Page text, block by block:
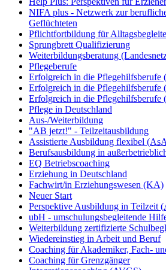
NIFA plus - Netzwerk zur
Geflüchteten
Pflichtfortbildung für
Sprungbrett Qualifizierung
Weiterbildungsberatung
Pflegeberufe
Erfolgreich in die Pflegehilfsberufe
Erfolgreich in die Pflegehilfsberufe
Erfolgreich in die Pflegehilfsberufe
Pflege in Deutschland
Aus-/Weiterbildung
"AB jetzt!" - Teilzeitausbildung
Assistierte Ausbildung flexibel (
Berufsausbildung in
EQ Betriebscoaching
Erziehung in Deutschland
Fachwirt/in Erziehungswesen (KA)
Neuer Start
Perspektive Ausbildung in Teilzeit (
ubH - umschulungsbegleitende
Weiterbildung zertifizierte
Wiedereinstieg in Arbeit und Beruf
Coaching für Akademiker, Fach-
Coaching für Grenzgänger